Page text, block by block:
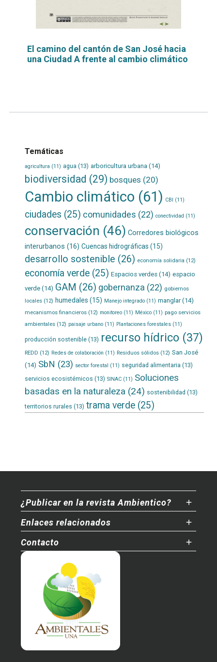
El camino del cantón de San José hacia
una Ciudad A frente al cambio climático
Temáticas
agricultura (11) agua (13) arboricultura urbana(14)
biodiversidad (29) bosques (20)
Cambio climático (61) CBI (11)
ciudades (25) comunidades (22) conectividad (11)
conservación (46) Corredores biológicos
interurbanos (16) Cuencas hidrográficas (15)
desarrollo sostenible (26) economía solidaria (12)
economía verde(25) Espacios verdes(14) espacio
verde(14) GAM (26) gobernanza (22) gobiernos
locales(12) humedales (15) Manejo integrado(11) manglar(14)
mecanismos financieros(12) monitoreo(11) México(11) pago servicios
ambientales(12) paisaje urbano(11) Plantaciones forestales(11)
producción sostenible(13) recurso hídrico(37)
REDD (12) Redes de colaboración (11) Residuos sólidos(12) San José
(14) SbN (23) sector forestal (11) seguridad alimentaria (13)
servicios ecosistémicos (13) SINAC(11) Soluciones
basadas en la naturaleza (24) sostenibilidad (13)
territorios rurales (13) trama verde(25)
¿Publicar en la revista Ambientico?
Enlaces relacionados
Contacto